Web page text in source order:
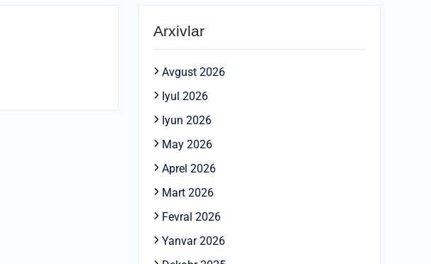
Arxivlar
Avgust 2026
Iyul 2026
Iyun 2026
May 2026
Aprel 2026
Mart 2026
Fevral 2026
Yanvar 2026